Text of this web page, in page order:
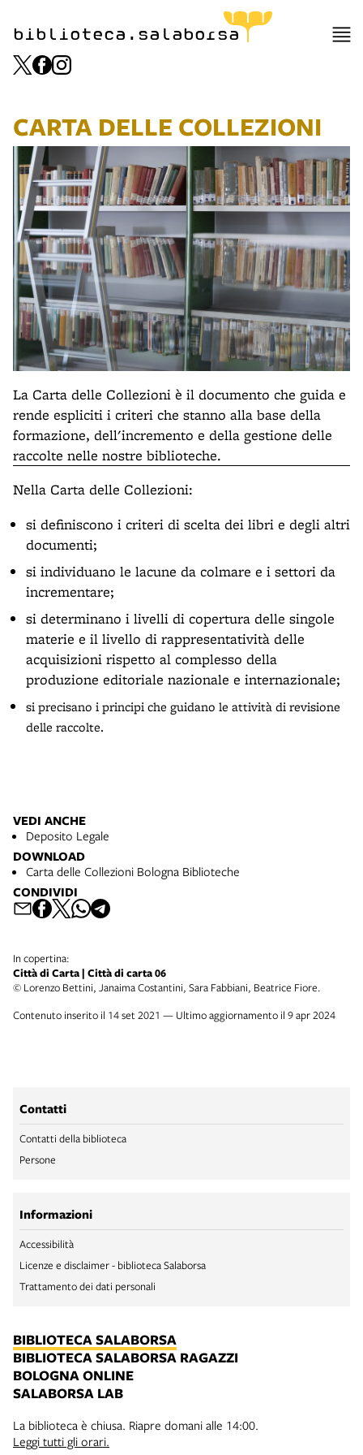
biblioteca.salaborsa
CARTA DELLE COLLEZIONI
La Carta delle Collezioni è il documento che guida e
rende espliciti i criteri che stanno alla base della
formazione, dell'incremento e della gestione delle
raccolte nelle nostre biblioteche.
Nella Carta delle Collezioni:
si definiscono i criteri di scelta dei libri e degli altri
documenti;
si individuano le lacune da colmare e i settori da
incrementare;
si determinano i livelli di copertura delle singole
materie e il livello di rappresentatività delle
acquisizioni rispetto al complesso della
produzione editoriale nazionale e internazionale;
si precisano i principi che guidano le attività direvisione
delle raccolte.
VEDI ANCHE
Deposito Legale
DOWNLOAD
Carta delle Collezioni Bologna Biblioteche
CONDIVIDI
In copertina:
Città di Carta | Città di carta 06
© Lorenzo Bettini, Janaima Costantini, Sara Fabbiani, Beatrice Fiore.
Contenuto inserito il 14 set 2021 — Ultimo aggiornamento il 9 apr 2024
Contatti
Contatti della biblioteca
Persone
Informazioni
Accessibilità
Licenze e disclaimer - biblioteca Salaborsa
Trattamento dei dati personali
BIBLIOTECA SALABORSA
BIBLIOTECA SALABORSA RAGAZZI
BOLOGNA ONLINE
SALABORSA LAB
La biblioteca è chiusa. Riapre domani alle 14:00.
Leggi tutti gli orari.